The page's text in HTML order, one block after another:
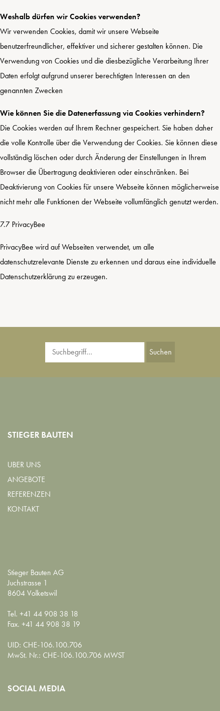
Weshalb dürfen wir Cookies verwenden?
Wir verwenden Cookies, damit wir unsere Webseite
benutzerfreundlicher, effektiver und sicherer gestalten können. Die
Verwendung von Cookies und die diesbezügliche Verarbeitung Ihrer
Daten erfolgt aufgrund unserer berechtigten Interessen an den
genannten Zwecken
Wie können Sie die Datenerfassung via Cookies verhindern?
Die Cookies werden auf Ihrem Rechner gespeichert. Sie haben daher
die volle Kontrolle über die Verwendung der Cookies. Sie können diese
vollständig löschen oder durch Änderung der Einstellungen in Ihrem
Browser die Übertragung deaktivieren oder einschränken. Bei
Deaktivierung von Cookies für unsere Webseite können möglicherweise
nicht mehr alle Funktionen der Webseite vollumfänglich genutzt werden.
7.7 PrivacyBee
PrivacyBee wird auf Webseiten verwendet, um alle
datenschutzrelevante Dienste zu erkennen und daraus eine individuelle
Datenschutzerklärung zu erzeugen.
Suchen
STIEGER BAUTEN
UBER UNS
ANGEBOTE
REFERENZEN
KONTAKT
Stieger Bauten AG
Juchstrasse 1
8604 Volketswil
Tel. +41 44 908 38 18
Fax. +41 44 908 38 19
UID: CHE-106.100.706
MwSt. Nr.: CHE-106.100.706 MWST
SOCIAL MEDIA